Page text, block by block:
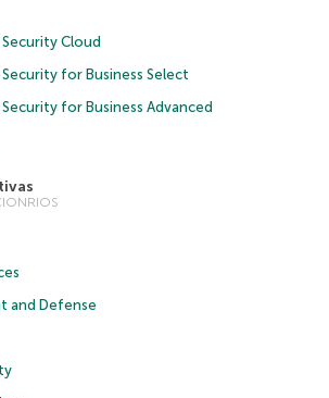
Cloud
for Business Select
for Business Advanced
and Defense